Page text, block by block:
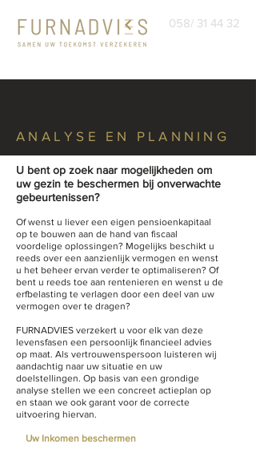
058/ 31 44 32
ANALYSE EN PLANNING
U bent op zoek naar mogelijkheden om
uw gezin te beschermen bij onverwachte
gebeurtenissen?
Of wenst u liever een eigen pensioenkapitaal
op te bouwen aan de hand van fiscaal
voordelige oplossingen? Mogelijks beschikt u
reeds over een aanzienlijk vermogen en wenst
u het beheer ervan verder te optimaliseren? Of
bent u reeds toe aan rentenieren en wenst u de
erfbelasting te verlagen door een deel van uw
vermogen over te dragen?
FURNADVIES verzekert u voor elk van deze
levensfasen een persoonlijk financieel advies
op maat. Als vertrouwenspersoon luisteren wij
aandachtig naar uw situatie en uw
doelstellingen. Op basis van een grondige
analyse stellen we een concreet actieplan op
en staan we ook garant voor de correcte
uitvoering hiervan.
Uw Inkomen beschermen